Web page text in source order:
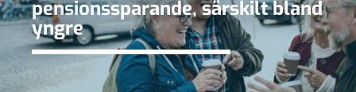
pensionssparande, särskilt bland
yngre